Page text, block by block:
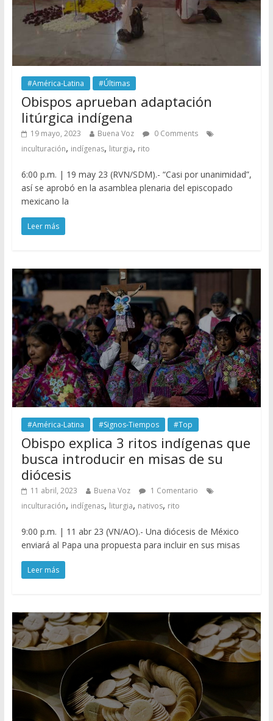
#América-Latina #Últimas
Obispos aprueban adaptación
litúrgica indígena
19 mayo, 2023 Buena Voz
0 Comments
inculturación, indígenas, liturgia, rito
6:00 p.m. | 19 may 23 (RVN/SDM).- “Casi por unanimidad”,
así se aprobó en la asamblea plenaria del episcopado
mexicano la
Leer más
#América-Latina #Signos-Tiempos #Top
Obispo explica 3 ritos indígenas que
busca introducir en misas de su
diócesis
11 abril, 2023 Buena Voz
1 Comentario
inculturación, indígenas, liturgia, nativos, rito
9:00 p.m. | 11 abr 23 (VN/AO).- Una diócesis de México
enviará al Papa una propuesta para incluir en sus misas
Leer más